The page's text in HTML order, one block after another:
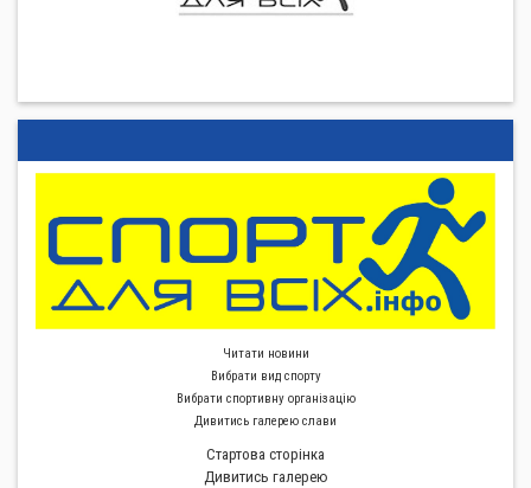
Читати новини
Вибрати вид спорту
Вибрати спортивну органiзацiю
Дивитись галерею слави
Стартова сторiнка
Дивитись галерею